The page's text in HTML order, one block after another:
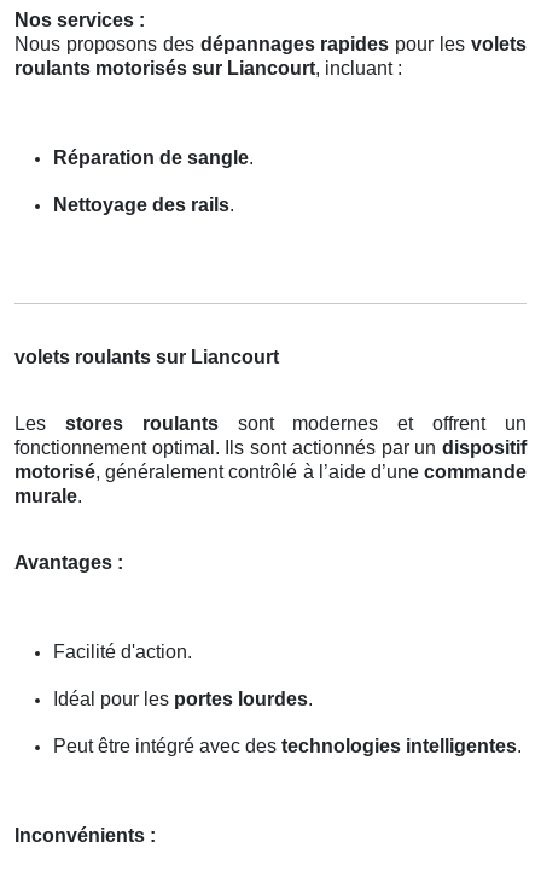
Nos services :
Nous proposons des dépannages rapides pour lesvolets
roulants motorisés sur Liancourt, incluant :
Réparation de sangle.
Nettoyage des rails.
volets roulants sur Liancourt
Les stores roulantssont modernes et offrent un
fonctionnement optimal. Ils sont actionnés par un dispositif
motorisé, généralement contrôlé à l’aide d’une commande
murale.
Avantages :
Facilité d'action.
Idéal pour les portes lourdes.
Peut être intégré avec des technologies intelligentes.
Inconvénients :